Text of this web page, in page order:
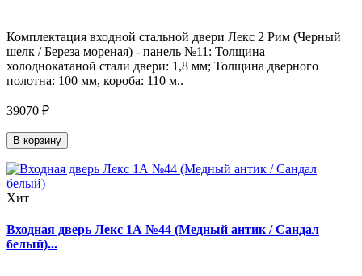
Комплектация входной стальной двери Лекс 2 Рим (Черный
шелк / Береза мореная) - панель №11: Толщина
холоднокатаной стали двери: 1,8 мм; Толщина дверного
полотна: 100 мм, короба: 110 м..
39070 ₽
В корзину
Хит
Входная дверь Лекс 1А №44 (Медный антик / Сандал
белый)...